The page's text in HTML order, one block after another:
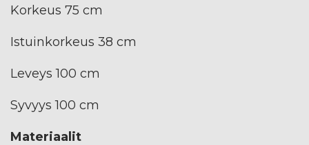
Korkeus 75 cm
Istuinkorkeus 38 cm
Leveys 100 cm
Syvyys 100 cm
Materiaalit